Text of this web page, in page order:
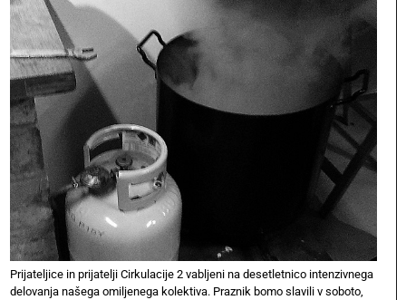
Prijateljice in prijatelji Cirkulacije 2 vabljeni na desetletnico intenzivnega
delovanja našega omiljenega kolektiva. Praznik bomo slavili v soboto,